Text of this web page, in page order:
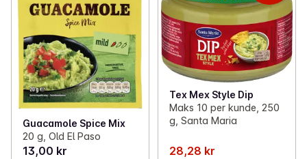
Guacamole Spice Mix
20 g, Old El Paso
13,00 kr
Tex Mex Style Dip
Maks 10 per kunde, 250
g, Santa Maria
28,28 kr